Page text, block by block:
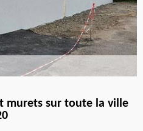
murets sur toute la ville